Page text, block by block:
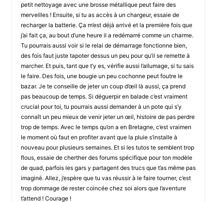
petit nettoyage avec une brosse métallique peut faire des
merveilles ! Ensuite, si tu as accès à un chargeur, essaie de
recharger la batterie. Ça m’est déjà arrivé et la première fois que
j’ai fait ça, au bout d’une heure il a redémarré comme un charme.
Tu pourrais aussi voir si le relai de démarrage fonctionne bien,
des fois faut juste tapoter dessus un peu pour qu’il se remette à
marcher. Et puis, tant que t’y es, vérifie aussi l’allumage, si tu sais
le faire. Des fois, une bougie un peu cochonne peut foutre le
bazar. Je te conseille de jeter un coup d’œil là aussi, ça prend
pas beaucoup de temps. Si déguerpir en balade c’est vraiment
crucial pour toi, tu pourrais aussi demander à un pote qui s’y
connaît un peu mieux de venir jeter un œil, histoire de pas perdre
trop de temps. Avec le temps qu’on a en Bretagne, c’est vraimen
le moment où faut en profiter avant que la pluie s’installe à
nouveau pour plusieurs semaines. Et si les tutos te semblent trop
flous, essaie de cherther des forums spécifique pour ton modèle
de quad, parfois les gars y partagent des trucs que t’as même pas
imaginé. Allez, j’espère que tu vas réussir à le faire tourner, c’est
trop dommage de rester coincée chez soi alors que l’aventure
t’attend ! Courage !